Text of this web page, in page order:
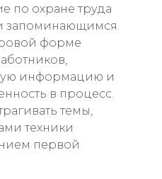
по охране труда
запоминающимся.
форме
информацию и
в процесс.
темы,
техники
первой